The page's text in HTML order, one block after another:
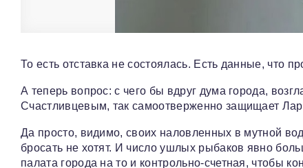
То есть отставка не состоялась. Есть данные, что
А теперь вопрос: с чего бы вдруг дума города,
Счастливцевым, так самоотверженно защищает
Да просто, видимо, своих наловленных в мутной
бросать не хотят. И число ушлых рыбаков явно
палата города на то и контрольно-счетная, чтобы